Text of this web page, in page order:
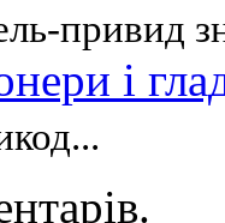
привид
і